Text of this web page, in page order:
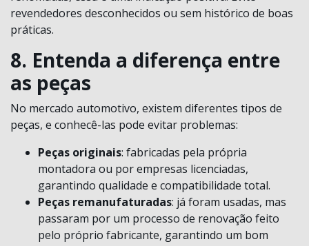
revendedores desconhecidos ou sem histórico de boas
práticas.
8. Entenda a diferença entre
as peças
No mercado automotivo, existem diferentes tipos de
peças, e conhecê-las pode evitar problemas:
Peças originais: fabricadas pela própria
montadora ou por empresas licenciadas,
garantindo qualidade e compatibilidade total.
Peças remanufaturadas: já foram usadas, mas
passaram por um processo de renovação feito
pelo próprio fabricante, garantindo um bom